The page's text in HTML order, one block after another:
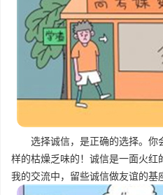
选择诚信，是正确的选择。你
样的枯燥乏味的！诚信是一面火
我的交流中，留些诚信做友谊的基